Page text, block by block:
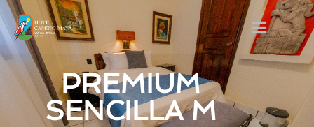
PREMIUM
SENCILLA M